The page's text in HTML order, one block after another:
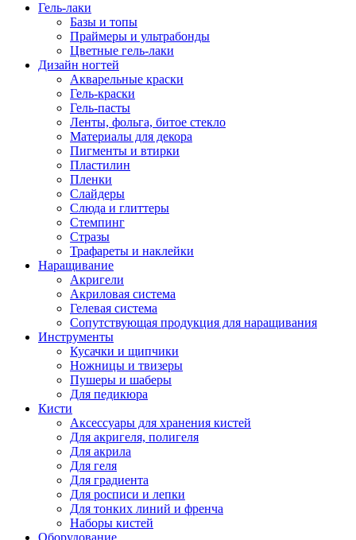
Гель-лаки
Базы и топы
Праймеры и ультрабонды
Цветные гель-лаки
Дизайн ногтей
Акварельные краски
Гель-краски
Гель-пасты
Ленты, фольга, битое стекло
Материалы для декора
Пигменты и втирки
Пластилин
Пленки
Слайдеры
Слюда и глиттеры
Стемпинг
Стразы
Трафареты и наклейки
Наращивание
Акригели
Акриловая система
Гелевая система
Сопутствующая продукция для наращивания
Инструменты
Кусачки и щипчики
Ножницы и твизеры
Пушеры и шаберы
Для педикюра
Кисти
Аксессуары для хранения кистей
Для акригеля, полигеля
Для акрила
Для геля
Для градиента
Для росписи и лепки
Для тонких линий и френча
Наборы кистей